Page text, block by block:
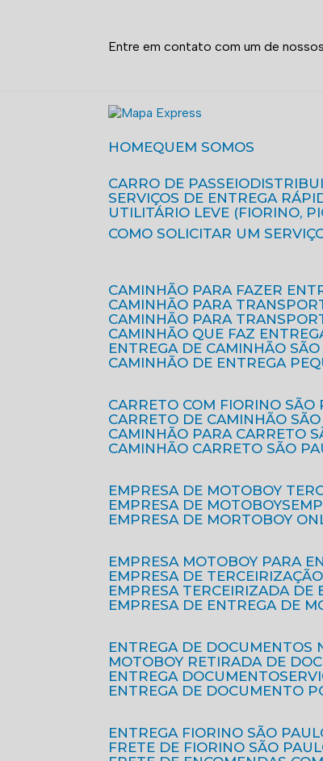
Entre em contato com um de
HOME
QUEM SOMOS
CARRO DE PASSEIO
SERVIÇOS DE ENTREGA
UTILITÁRIO LEVE (FIORINO,
COMO SOLICITAR UM
CAMINHÃO PARA FAZER
CAMINHÃO PARA
CAMINHÃO PARA
CAMINHÃO QUE FAZ
ENTREGA DE CAMINHÃO
CAMINHÃO DE ENTREGA
CARRETO COM FIORINO SÃO
CARRETO DE CAMINHÃO
CAMINHÃO PARA CARRETO
CAMINHÃO CARRETO SÃO
EMPRESA DE MOTOBOY
EMPRESA DE MOTOBOYS
EMPRESA DE MORTOBOY
EMPRESA MOTOBOY PARA
EMPRESA DE
EMPRESA TERCEIRIZADA DE
EMPRESA DE ENTREGA DE
ENTREGA DE DOCUMENTOS
MOTOBOY RETIRADA DE
ENTREGA DOCUMENTO
ENTREGA DE DOCUMENTO
ENTREGA FIORINO SÃO
FRETE DE FIORINO SÃO